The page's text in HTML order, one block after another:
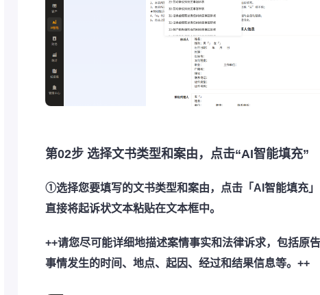
第02步 选择文书类型和案由，点击“AI智能填充”
①选择您要填写的文书类型和案由，点击「AI智能填充
直接将起诉状文本粘贴在文本框中。
++请您尽可能详细地描述案情事实和法律诉求，包括原
事情发生的时间、地点、起因、经过和结果信息等。++